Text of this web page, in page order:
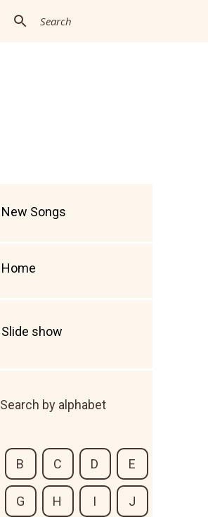
New Songs
Home
Slide show
Search by alphabet
B C D E
G H I J